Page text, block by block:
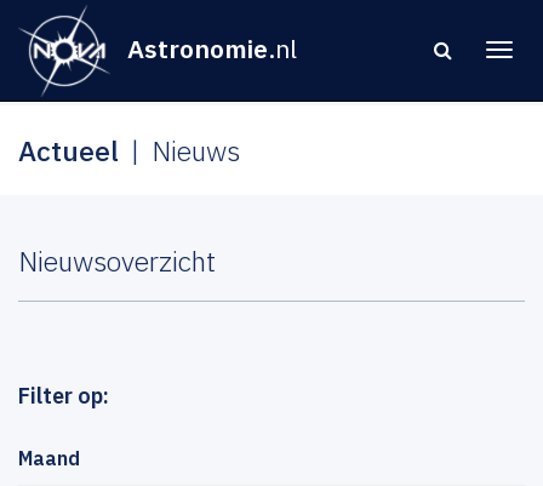
Astronomie.nl
Actueel Nieuws
Nieuwsoverzicht
Filter op:
Maand